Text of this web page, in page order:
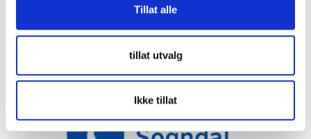
Tillat alle
tillat utvalg
Ikke tillat